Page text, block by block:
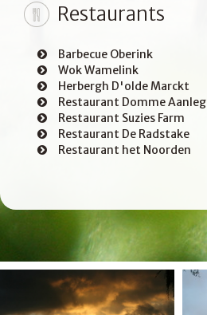
Restaurants
Barbecue Oberink
Wok Wamelink
Herbergh D'olde Marckt
Restaurant Domme Aanleg
Restaurant Suzies Farm
Restaurant De Radstake
Restaurant het Noorden